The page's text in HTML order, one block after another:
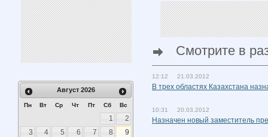
Август 2026
Пн Вт Ср Чт Пт Сб Вс
1
2
3
4 5 6 7 8
9
Смотрите в
12:12 21.03.2012
В трех областях Казахстана
10:31 20.03.2012
Назначен новый заместитель